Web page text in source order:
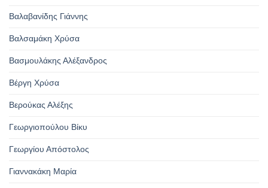
Βαλαβανίδης Γιάννης
Βαλσαμάκη Χρύσα
Βασμουλάκης Αλέξανδρος
Βέργη Χρύσα
Βερούκας Αλέξης
Γεωργιοπούλου Βίκυ
Γεωργίου Απόστολος
Γιαννακάκη Μαρία